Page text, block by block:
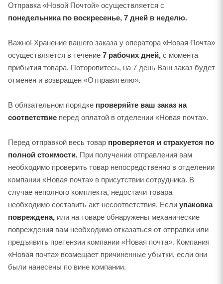
Отправка «Новой Почтой» осуществляется с
понедельника по воскресенье, 7 дней в неделю.
Важно! Хранение вашего заказа у оператора «Новая Почта»
осуществляется в течение 7 рабочих дней, с момента
прибытия товара. Поторопитесь, на 7 день Ваш заказ будет
отменен и возвращен «Отправителю».
В обязательном порядке проверяйте ваш заказ на
соответствие перед оплатой в отделении «Новая почта».
Перед отправкой весь товар проверяется и страхуется по
полной стоимости. При получении отправления вам
необходимо проверить товар непосредственно в отделении
компании «Новая почта» в присутствии сотрудника. В
случае неполного комплекта, недостачи товара
необходимо составить акт несоответствия. Если упаковка
повреждена, или на товаре обнаружены механические
повреждения вам необходимо отказаться от отправки или
предъявить претензии компании «Новая почта». Компания
«Новая почта» возмещает причиненные убытки, если они
были нанесены по вине компании.